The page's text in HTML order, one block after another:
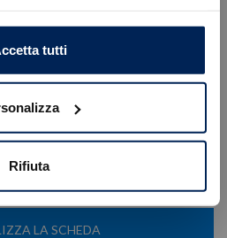
tutti
Rifiuta
18.900
04/2026
Ibrida benzina
1199 cc
5
LA SCHEDA